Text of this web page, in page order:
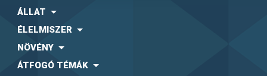
ÁLLAT
ÉLELMISZER
NÖVÉNY
ÁTFOGÓ TÉMÁK